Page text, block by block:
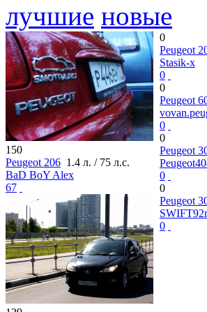
лучшие новые
150
Peugeot 206 1.4 л. / 75 л.с.
BaD BoY Alex
67
0
Peugeot
Stasik-x
0
0
Peugeot
0
0
Peugeot
0
0
Peugeot
0